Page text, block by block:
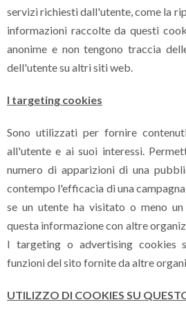
servizi richiesti dall'utente, come la
informazioni raccolte da questi
anonime e non tengono traccia
dell'utente su altri siti web.
I targeting cookies
Sono utilizzati per fornire
all'utente e ai suoi interessi.
numero di apparizioni di una
contempo l'efficacia di una
se un utente ha visitato o meno
questa informazione con altre
I targeting o advertising cookies
funzioni del sito fornite da altre
UTILIZZO DI COOKIES SU